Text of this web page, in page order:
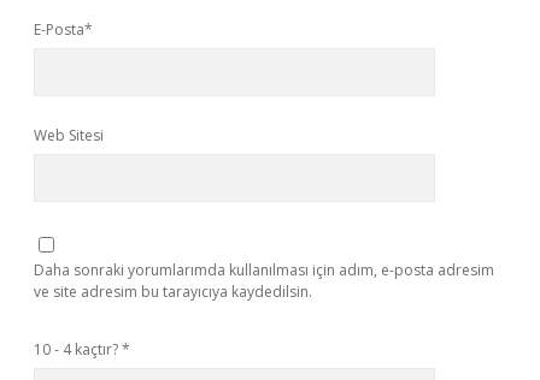
E-Posta*
Web Sitesi
Daha sonraki yorumlarımda kullanılması için adım, e-posta adresim
ve site adresim bu tarayıcıya kaydedilsin.
10 - 4 kaçtır?*